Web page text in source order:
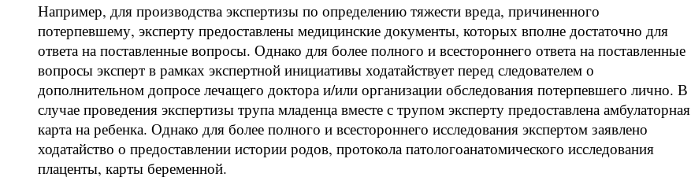
Например, для производства экспертизы по определению тяжести вреда, причиненного
потерпевшему, эксперту предоставлены медицинские документы, которых вполне достаточно для
ответа на поставленные вопросы. Однако для более полного и всестороннего ответа на поставленные
вопросы эксперт в рамках экспертной инициативы ходатайствует перед следователем о
дополнительном допросе лечащего доктора и/или организации обследования потерпевшего лично. В
случае проведения экспертизы трупа младенца вместе с трупом эксперту предоставлена амбулаторная
карта на ребенка. Однако для более полного и всестороннего исследования экспертом заявлено
ходатайство о предоставлении истории родов, протокола патологоанатомического исследования
плаценты, карты беременной.